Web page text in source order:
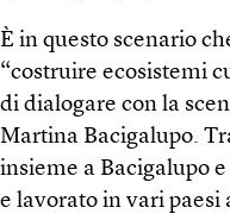
È in questo scenario
“costruire ecosistemi
di dialogare con la
Martina Bacigalupo.
insieme a Bacigalupo
e lavorato in vari